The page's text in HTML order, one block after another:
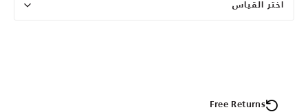
اختر القياس
Free Returns